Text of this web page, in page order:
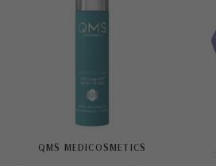
QMS MEDICOSMETICS